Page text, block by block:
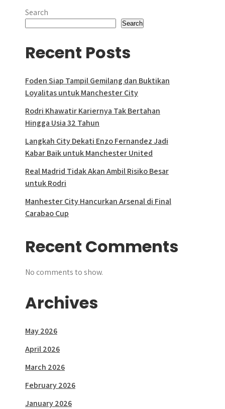
Search
Search
Recent Posts
Foden Siap Tampil Gemilang dan Buktikan
Loyalitas untuk Manchester City
Rodri Khawatir Kariernya Tak Bertahan
Hingga Usia 32 Tahun
Langkah City Dekati Enzo Fernandez Jadi
Kabar Baik untuk Manchester United
Real Madrid Tidak Akan Ambil Risiko Besar
untuk Rodri
Manhester City Hancurkan Arsenal di Final
Carabao Cup
Recent Comments
No comments to show.
Archives
May 2026
April 2026
March 2026
February 2026
January 2026